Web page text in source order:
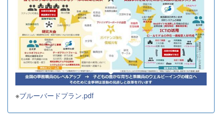
※ブルーバードプラン.pdf